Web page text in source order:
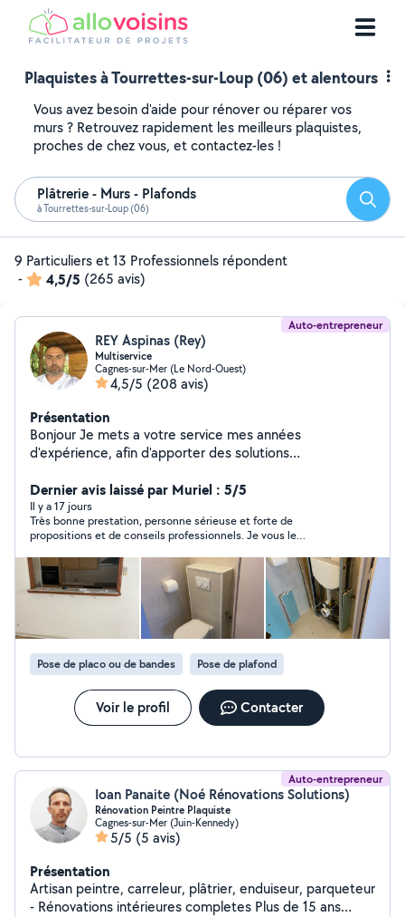
Plaquistes à Tourrettes-sur-Loup (06) et alentours
Vous avez besoin d'aide pour rénover ou réparer vos
murs ? Retrouvez rapidement les meilleurs plaquistes,
proches de chez vous, et contactez-les !
Plâtrerie - Murs - Plafonds
à Tourrettes-sur-Loup (06)
9 Particuliers et 13 Professionnels répondent
-
4,5/5 (265 avis)
Auto-entrepreneur
REY Aspinas (Rey)
Multiservice
Cagnes-sur-Mer (Le Nord-Ouest)
4,5/5 (208 avis)
Présentation
Bonjour Je mets a votre service mes années
d'expérience, afin d'apporter des solutions
Déplacement et devis gratuit Pour plus de
renseignement nous contacter
Dernier avis laissé par Muriel : 5/5
Il y a 17 jours
Très bonne prestation, personne sérieuse et forte de
propositions et de conseils professionnels. Je vous le
Pose de placo ou de bandes Pose de plafond
Voir le profil Contacter
Auto-entrepreneur
Ioan Panaite (Noé Rénovations Solutions)
Rénovation Peintre Plaquiste
Cagnes-sur-Mer (Juin-Kennedy)
5/5 (5 avis)
Présentation
Artisan peintre, carreleur, plâtrier, enduiseur, parqueteur
- Rénovations intérieures completes Plus de 15 ans